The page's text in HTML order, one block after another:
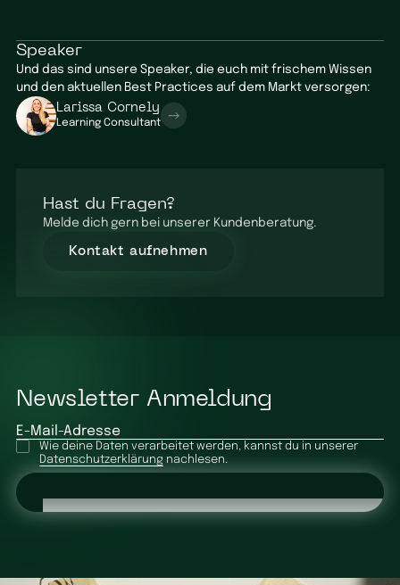
Speaker
Und das sind unsere Speaker, die euch mit frischem Wissen
und den aktuellen Best Practices auf dem Markt versorgen:
Larissa Cornely
Learning Consultant
Hast du Fragen?
Melde dich gern bei unserer Kundenberatung.
Kontakt aufnehmen
Newsletter Anmeldung
E-Mail-Adresse
Wie deine Daten verarbeitet werden, kannst du in unserer
Datenschutzerklärung nachlesen.